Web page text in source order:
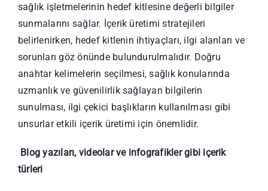
sağlık işletmelerinin hedef kitlesine değerli bilgiler
sunmalarını sağlar. İçerik üretimi stratejileri
belirlenirken, hedef kitlenin ihtiyaçları, ilgi alanları ve
sorunları göz önünde bulundurulmalıdır. Doğru
anahtar kelimelerin seçilmesi, sağlık konularında
uzmanlık ve güvenilirlik sağlayan bilgilerin
sunulması, ilgi çekici başlıkların kullanılması gibi
unsurlar etkili içerik üretimi için önemlidir.
Blog yazıları, videolar ve infografikler gibi içerik
türleri